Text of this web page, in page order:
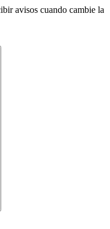
avisos cuando cambie la